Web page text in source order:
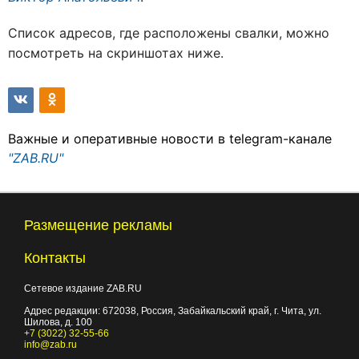
Список адресов, где расположены свалки, можно
посмотреть на скриншотах ниже.
Важные и оперативные новости в telegram-канале
"ZAB.RU"
Размещение рекламы
Контакты
Сетевое издание ZAB.RU
Адрес редакции: 672038 , Россия, Забайкальский край, г. Чита ул.
Шилова, д. 100
+7 (3022) 32-55-66
info@zab.ru